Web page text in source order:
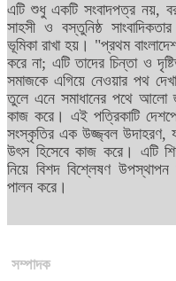
এটি শুধু একটি সংবাদপত্র নয়,
সাহসী ও বস্তুনিষ্ঠ
ভূমিকা রাখা হয়। "প্রথম
করে না; এটি তাদের চিন্তা ও
সমাজকে এগিয়ে নেওয়ার পথ
তুলে এনে সমাধানের পথে আলো
কাজ করে। এই পত্রিকাটি
সংস্কৃতির এক উজ্জ্বল উদাহরণ,
উৎস হিসেবে কাজ করে। এটি
নিয়ে বিশদ বিশ্লেষণ
পালন করে।
সম্পাদক